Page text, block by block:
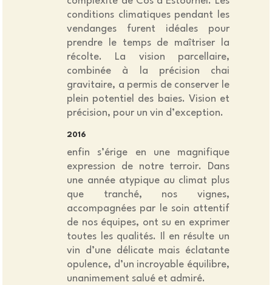
conditions climatiques pendant les
vendanges furent idéales pour
prendre le temps de maîtriser la
récolte. La vision parcellaire,
combinée à la précision chai
gravitaire, a permis de conserver le
plein potentiel des baies. Vision et
précision, pour un vin d’exception.
2016
enfin s’érige en une magnifique
expression de notre terroir. Dans
une année atypique au climat plus
que tranché, nos vignes,
accompagnées par le soin attentif
de nos équipes, ont su en exprimer
toutes les qualités. Il en résulte un
vin d’une délicate mais éclatante
opulence, d’un incroyable équilibre,
unanimement salué et admiré.